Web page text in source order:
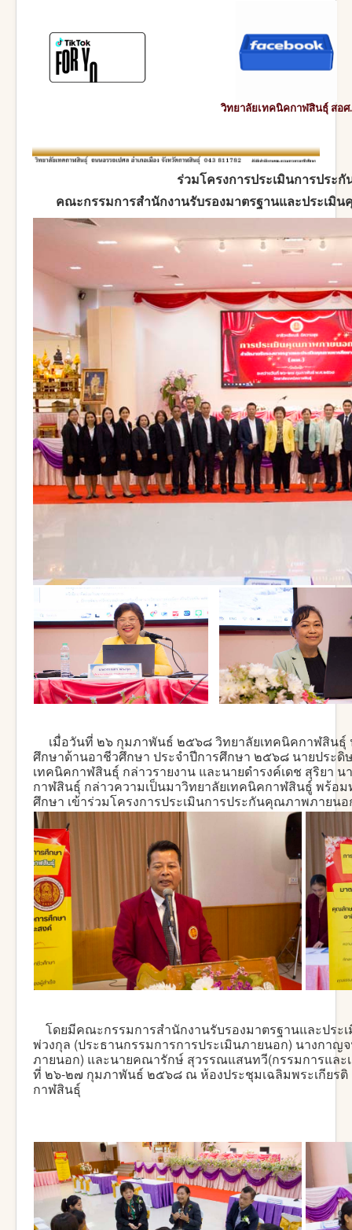
วิทยาลัยเทคนิคกาฬสินธุ์ สอศ.
ร่วมโครงการประเมินการประ
คณะกรรมการสำนักงานรับรองมาตรฐานและประเมิ
เมื่อวันที่ ๒๖ กุมภาพันธ์ ๒๕๖๘ วิทยาลัยเทคนิคกาฬสินธุ์
ศึกษาด้านอาชีวศึกษา ประจำปีการศึกษา ๒๕๖๘ นายประดิ
เทคนิคกาฬสินธุ์ กล่าวรายงาน และนายดำรงค์เดช สุริยา
กาฬสินธุ์ กล่าวความเป็นมาวิทยาลัยเทคนิคกาฬสินธู์ พร้อ
ศึกษา เข้าร่วมโครงการประเมินการประกันคุณภาพภายน
โดยมีคณะกรรมการสำนักงานรับรองมาตรฐานและปร
พ่วงกุล (ประธานกรรมการการประเมินภายนอก) นางกาญ
ภายนอก) และนายคณารักษ์ สุวรรณแสนทวี(กรรมการและ
ที่ ๒๖-๒๗ กุมภาพันธ์ ๒๕๖๘ ณ ห้องประชุมเฉลิมพระเกียร
กาฬสินธุ์